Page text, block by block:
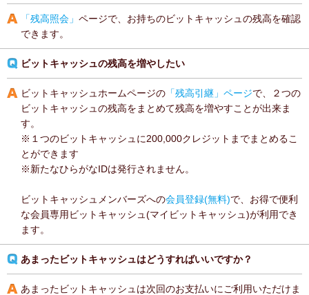
「残高照会」 ページで、お持ちのビットキャッシュの残高を確認
できます。
ビットキャッシュの残高を増やしたい
ビットキャッシュホームページの 「残高引継」ページで、２つの
ビットキャッシュの残高をまとめて残高を増やすことが出来ま
す。
※１つのビットキャッシュに200,000クレジットまでまとめるこ
とができます
※新たなひらがなIDは発行されません。
ビットキャッシュメンバーズへの会員登録(無料)で、お得で便利
な会員専用ビットキャッシュ(マイビットキャッシュ)が利用でき
ます。
あまったビットキャッシュはどうすればいいですか？
あまったビットキャッシュは次回のお支払いにご利用いただけま